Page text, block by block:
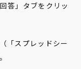
答」タブをクリッ
「スプレッドシー